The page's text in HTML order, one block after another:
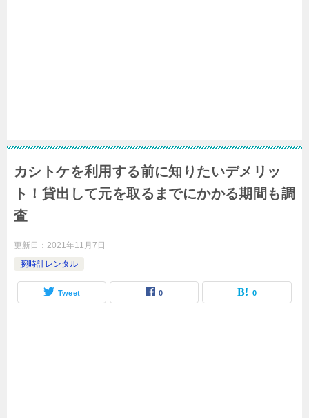
カシトケを利用する前に知りたいデメリッ
ト！貸出して元を取るまでにかかる期間も調
査
更新日： 2021年11月7日
腕時計レンタル
Tweet 0 0